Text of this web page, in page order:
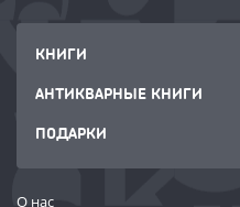
КНИГИ
АНТИКВАРНЫЕ КНИГИ
ПОДАРКИ
О нас